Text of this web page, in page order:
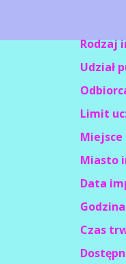
Rodzaj
Udział
Limit
Miasto
Data
Czas